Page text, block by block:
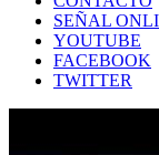
SEÑAL
YOUTUBE
FACEBOOK
TWITTER